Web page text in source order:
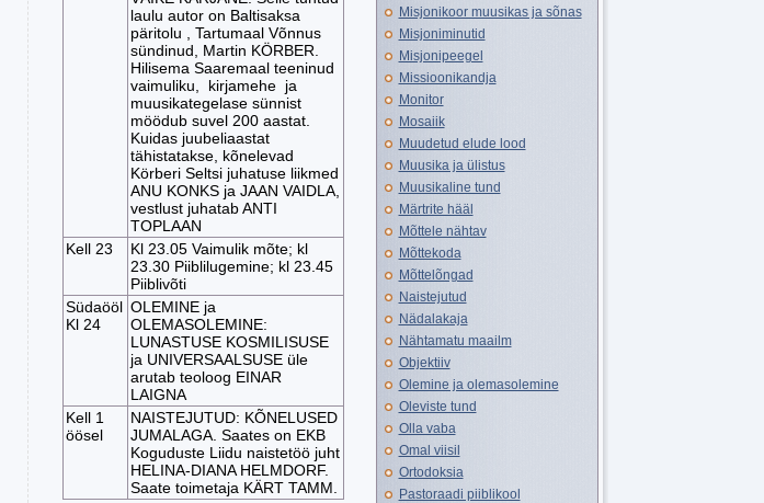
laulu autor on Baltisaksa
päritolu , Tartumaal Võnnus
sündinud, Martin KÖRBER.
Hilisema Saaremaal teeninud
vaimuliku, kirjamehe ja
muusikategelase sünnist
möödub suvel 200 aastat.
Kuidas juubeliaastat
tähistatakse, kõnelevad
Körberi Seltsi juhatuse liikmed
ANU KONKS ja JAAN VAIDLA,
vestlust juhatab ANTI
TOPLAAN
Kell 23
Kl 23.05 Vaimulik mõte; kl
23.30 Piiblilugemine; kl 23.45
Piiblivõti
Südaööl
Kl 24
OLEMINE ja
OLEMASOLEMINE:
LUNASTUSE KOSMILISUSE
ja UNIVERSAALSUSE üle
arutab teoloog EINAR
LAIGNA
Kell 1
öösel
NAISTEJUTUD: KÕNELUSED
JUMALAGA. Saates on EKB
Koguduste Liidu naistetöö juht
HELINA-DIANA HELMDORF.
Saate toimetaja KÄRT TAMM.
Misjonikoor muusikas ja sõnas
Misjoniminutid
Misjonipeegel
Missioonikandja
Monitor
Mosaiik
Muudetud elude lood
Muusika ja ülistus
Muusikaline tund
Märtrite hääl
Mõttele nähtav
Mõttekoda
Mõttelõngad
Naistejutud
Nädalakaja
Nähtamatu maailm
Objektiiv
Olemine ja olemasolemine
Oleviste tund
Olla vaba
Omal viisil
Ortodoksia
Pastoraadi piiblikool